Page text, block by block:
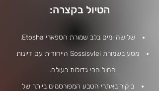
:הטיול בקצרה
שלושה ימים בלב שמורת הספארי Etosha.
מסע בשמורת Sossisvlei הייחודית עם דיונות
החול הכי גדולות בעולם.
ביקור באתרי הטבע המפורסמים ביותר של